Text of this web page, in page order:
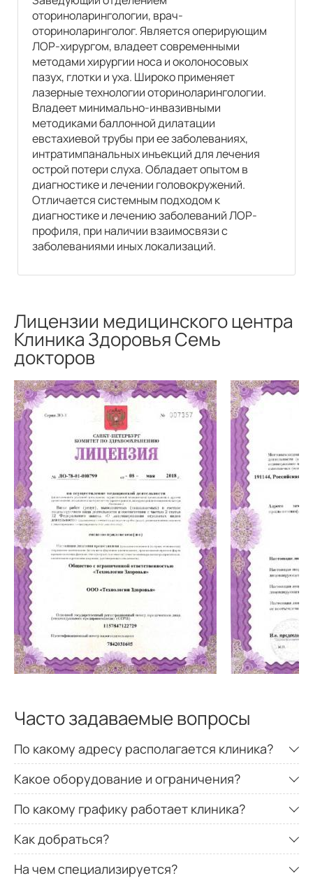
оториноларингологии, врач-
оториноларинголог. Является оперирующим
ЛОР-хирургом, владеет современными
методами хирургии носа и околоносовых
пазух, глотки и уха. Широко применяет
лазерные технологии оториноларингологии.
Владеет минимально-инвазивными
методиками баллонной дилатации
евстахиевой трубы при ее заболеваниях,
интратимпанальных инъекций для лечения
острой потери слуха. Обладает опытом в
диагностике и лечении головокружений.
Отличается системным подходом к
диагностике и лечению заболеваний ЛОР-
профиля, при наличии взаимосвязи с
заболеваниями иных локализаций.
Лицензии медицинского центра
Клиника Здоровья Семь
докторов
Часто задаваемые вопросы
По какому адресу располагается клиника?
Какое оборудование и ограничения?
По какому графику работает клиника?
Как добраться?
На чем специализируется?